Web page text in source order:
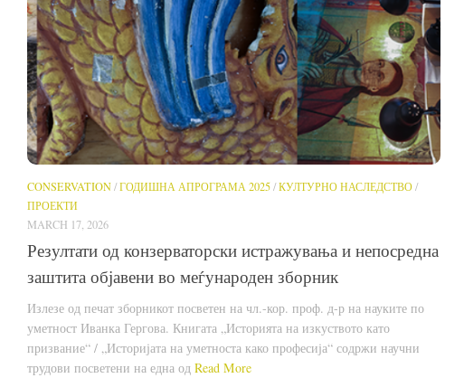
CONSERVATION/ГОДИШНА АПРОГРАМА 2025/КУЛТУРНО НАСЛЕДСТВО/
ПРОЕКТИ
MARCH 17, 2026
Резултати од конзерваторски истражувања и непосредна
заштита објавени во меѓународен зборник
Излезе од печат зборникот посветен на чл.-кор. проф. д-р на науките по
уметност Иванка Гергова. Книгата „Историята на изкуството като
призвание“ / „Историјата на уметноста како професија“ содржи научни
трудови посветени на една од Read More